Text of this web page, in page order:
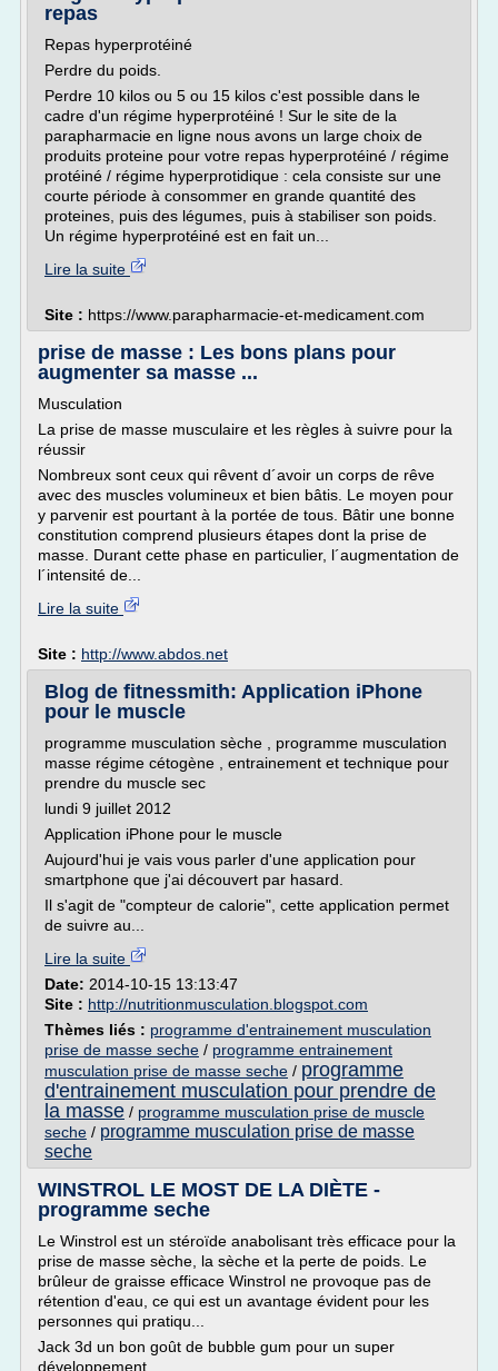
repas
Repas hyperprotéiné
Perdre du poids.
Perdre 10 kilos ou 5 ou 15 kilos c'est possible dans le
cadre d'un régime hyperprotéiné ! Sur le site de la
parapharmacie en ligne nous avons un large choix de
produits proteine pour votre repas hyperprotéiné / régime
protéiné / régime hyperprotidique : cela consiste sur une
courte période à consommer en grande quantité des
proteines, puis des légumes, puis à stabiliser son poids.
Un régime hyperprotéiné est en fait un...
Lire la suite
Site : https://www.parapharmacie-et-medicament.com
prise de masse : Les bons plans pour
augmenter sa masse ...
Musculation
La prise de masse musculaire et les règles à suivre pour la
réussir
Nombreux sont ceux qui rêvent d´avoir un corps de rêve
avec des muscles volumineux et bien bâtis. Le moyen pour
y parvenir est pourtant à la portée de tous. Bâtir une bonne
constitution comprend plusieurs étapes dont la prise de
masse. Durant cette phase en particulier, l´augmentation de
l´intensité de...
Lire la suite
Site : http://www.abdos.net
Blog de fitnessmith: Application iPhone
pour le muscle
programme musculation sèche , programme musculation
masse régime cétogène , entrainement et technique pour
prendre du muscle sec
lundi 9 juillet 2012
Application iPhone pour le muscle
Aujourd'hui je vais vous parler d'une application pour
smartphone que j'ai découvert par hasard.
Il s'agit de "compteur de calorie", cette application permet
de suivre au...
Lire la suite
Date: 2014-10-15 13:13:47
Site : http://nutritionmusculation.blogspot.com
Thèmes liés : programme d'entrainement musculation
prise de masse seche / programme entrainement
musculation prise de masse seche / programme
d'entrainement musculation pour prendre de
la masse / programme musculation prise de muscle
seche / programme musculation prise de masse
seche
WINSTROL LE MOST DE LA DIÈTE -
programme seche
Le Winstrol est un stéroïde anabolisant très efficace pour la
prise de masse sèche, la sèche et la perte de poids. Le
brûleur de graisse efficace Winstrol ne provoque pas de
rétention d'eau, ce qui est un avantage évident pour les
personnes qui pratiqu...
Jack 3d un bon goût de bubble gum pour un super
développement